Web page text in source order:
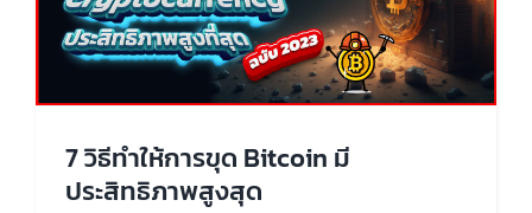
7 วิธีทำให้การขุด Bitcoin มี
ประสิทธิภาพสูงสุด